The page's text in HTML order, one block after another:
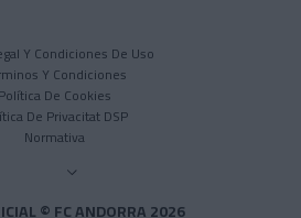
Y Condiciones De Uso
Y Condiciones
Política De Cookies
De Privacitat DSP
Normativa
© FC ANDORRA 2026